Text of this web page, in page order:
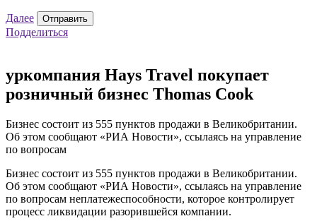
Далее Отправить
Подделиться
уркомпания Hays Travel покупает
розничный бизнес Thomas Cook
Бизнес состоит из 555 пунктов продажи в Великобритании.
Об этом сообщают «РИА Новости», ссылаясь на управление
по вопросам
Бизнес состоит из 555 пунктов продажи в Великобритании.
Об этом сообщают «РИА Новости», ссылаясь на управление
по вопросам неплатежеспособности, которое контролирует
процесс ликвидации разорившейся компании.